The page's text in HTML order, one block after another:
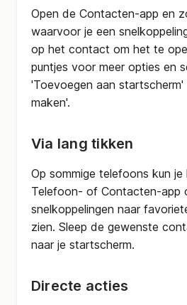
Open de Contacten-app en
waarvoor je een
op het contact om het te
puntjes voor meer opties en
'Toevoegen aan startscherm'
maken'.
Via lang tikken
Op sommige telefoons kun
Telefoon- of Contacten-app
snelkoppelingen naar
zien. Sleep de gewenste
naar je startscherm.
Directe acties